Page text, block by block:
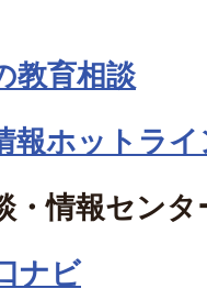
教育相談
報ホットラ
・情報センタ
ナビ